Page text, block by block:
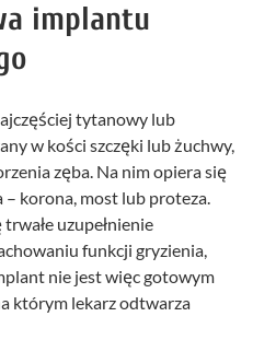
implantu
tytanowy lub
w kości szczęki lub żuchwy,
zęba. Na nim opiera się
korona, most lub proteza.
uzupełnienie
funkcji gryzienia,
nie jest więc gotowym
którym lekarz odtwarza